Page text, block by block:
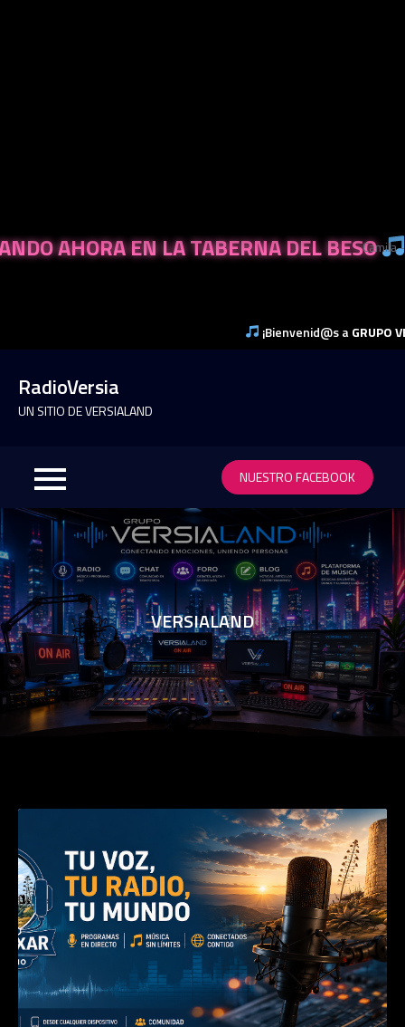
AHORA EN LA TABERNA DEL BESO
¡Bienvenid@s aGRUPO
content
RadioVersia
UN SITIO DE VERSIALAND
NUESTRO FACEBOOK
VERSIALAND